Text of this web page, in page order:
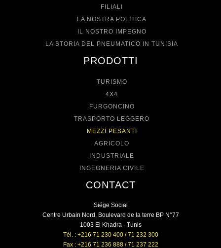
FILIALI
LA NOSTRA POLITICA
IL NOSTRO IMPEGNO
LA STORIA DEL PNEUMATICO IN TUNISIA
PRODOTTI
TURISMO
4X4
FURGONCINO
TRASPORTO LEGGERO
MEZZI PESANTI
AGRICOLO
INDUSTRIALE
INGEGNERIA CIVILE
CONTACT
Siége Social
Centre Urbain Nord, Boulevard de la terre BP N°77
1003 El Khadra - Tunis
Tél. : +216 71 230 400 / 71 232 300
Fax : +216 71 236 888 / 71 237 222